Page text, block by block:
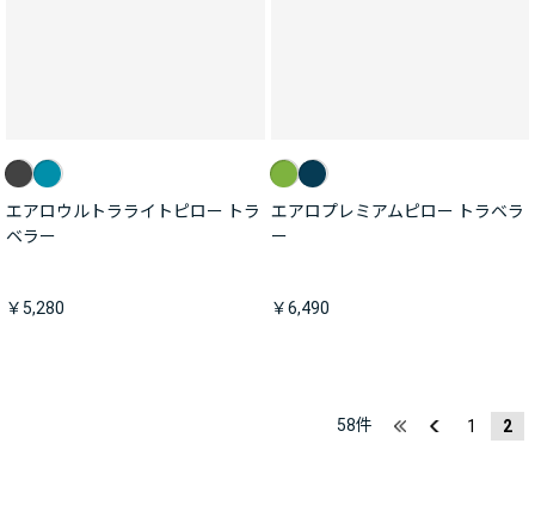
エアロウルトラライトピロー トラ
ベラー
￥5,280
エアロプレミアムピロー トラベラ
ー
￥6,490
58件 1 2